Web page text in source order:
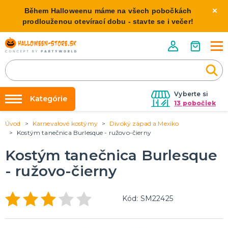
Během Halloweenu máme na všech pobočkách
prodlouženou otevírací dobu - stavte se i večer!
Vyberte si
13 pobočiek
Požičovňa kostýmov
Nafukovanie balónikov
Rozvoz
O nás
Kontakt
Kategórie
HALLOWEENSKE KOSTÝMY
Pánske Halloween kostýmy
Detské Halloween kostýmy
HALLOWEENSKE DEKORÁCIE
Závesné dekorácie
Úvod Karnevalové kostýmy
Divoký západ a Mexiko
Kostým tanečnica Burlesque - ružovo-čierny
Kostým tanečnica Burlesque
- ružovo-čierny
Kód: SM22425